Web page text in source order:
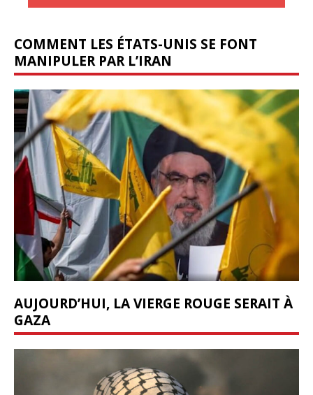
COMMENT LES ÉTATS-UNIS SE FONT
MANIPULER PAR L’IRAN
AUJOURD’HUI, LA VIERGE ROUGE SERAIT À
GAZA